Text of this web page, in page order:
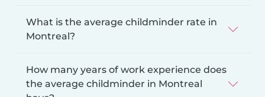
What is the average childminder rate in
Montreal?
How many years of work experience does
the average childminder in Montreal